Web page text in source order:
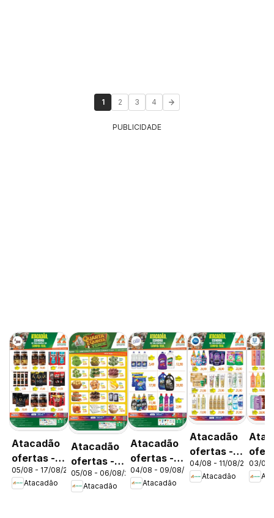
1 2 3 4
PUBLICIDADE
Atacadão
ofertas -
DF
05/08 - 17/08/2026
Atacadão
Atacadão
ofertas -
DF
05/08 - 06/08/2026
Atacadão
Atacadão
ofertas -
DF
04/08 - 09/08/2026
Atacadão
Atacadão
ofertas -
DF
04/08 - 11/08/2026
Atacadão
DF
03/08